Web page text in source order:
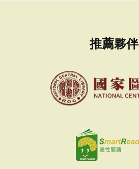
推薦夥伴